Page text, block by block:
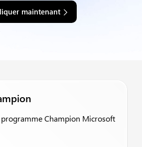
maintenant
Champion Microsoft